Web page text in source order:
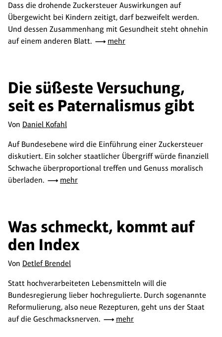
Dass die drohende Zuckersteuer Auswirkungen auf
Übergewicht bei Kindern zeitigt, darf bezweifelt werden.
Und dessen Zusammenhang mit Gesundheit steht ohnehin
auf einem anderen Blatt.
mehr
Die süßeste Versuchung,
seit es Paternalismus gibt
Von Daniel Kofahl
Auf Bundesebene wird die Einführung einer Zuckersteuer
diskutiert. Ein solcher staatlicher Übergriff würde finanziell
Schwache überproportional treffen und Genuss moralisch
überladen.
mehr
Was schmeckt, kommt auf
den Index
Von Detlef Brendel
Statt hochverarbeiteten Lebensmitteln will die
Bundesregierung lieber hochregulierte. Durch sogenannte
Reformulierung, also neue Rezepturen, geht uns der Staat
auf die Geschmacksnerven.
mehr